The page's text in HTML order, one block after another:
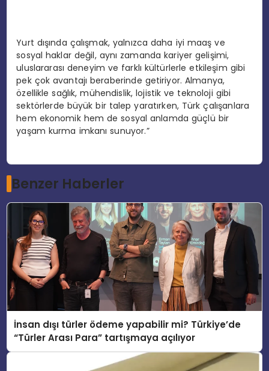
Yurt dışında çalışmak, yalnızca daha iyi maaş ve
sosyal haklar değil, aynı zamanda kariyer gelişimi,
uluslararası deneyim ve farklı kültürlerle etkileşim gibi
pek çok avantajı beraberinde getiriyor. Almanya,
özellikle sağlık, mühendislik, lojistik ve teknoloji gibi
sektörlerde büyük bir talep yaratırken, Türk çalışanlara
hem ekonomik hem de sosyal anlamda güçlü bir
yaşam kurma imkanı sunuyor.”
Benzer Haberler
İnsan dışı türler ödeme yapabilir mi? Türkiye’de
“Türler Arası Para” tartışmaya açılıyor